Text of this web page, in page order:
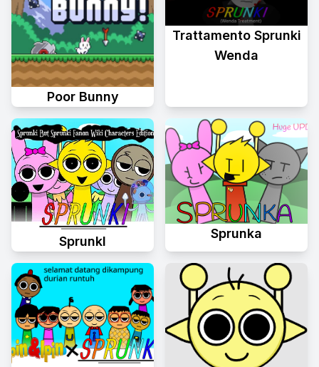
Poor Bunny
Trattamento Sprunki
Wenda
Sprunkl
Sprunka